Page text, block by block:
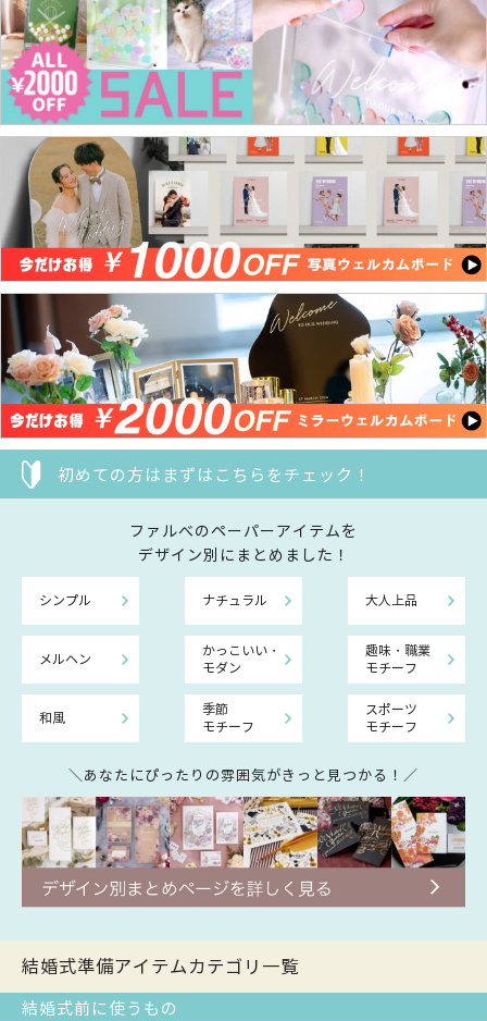
初めての方はまずはこちらをチェック！
ファルべのペーパーアイテムを
デザイン別にまとめました！
シンプル ナチュラル 大人上品
メルヘン
かっこいい・
モダン
趣味・職業
モチーフ
和風
季節
モチーフ
スポーツ
モチーフ
＼あなたにぴったりの雰囲気がきっと見つかる！／
結婚式準備アイテムカテゴリ一覧
結婚式前に使うもの